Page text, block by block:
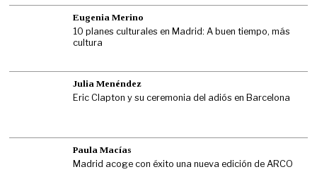
Eugenia Merino
10 planes culturales en Madrid: A buen tiempo, más
cultura
Julia Menéndez
Eric Clapton y su ceremonia del adiós en Barcelona
Paula Macías
Madrid acoge con éxito una nueva edición de ARCO